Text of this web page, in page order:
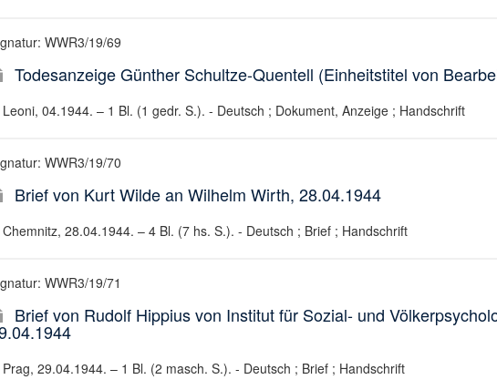
WWR3/19/69
Todesanzeige Günther Schultze-Quentell (Einheitstitel von
Leoni, 04.1944. – 1 Bl. (1 gedr. S.). - Deutsch ; Dokument, Anzeige ; Handschrift
WWR3/19/70
Brief von Kurt Wilde an Wilhelm Wirth, 28.04.1944
Chemnitz, 28.04.1944. – 4 Bl. (7 hs. S.). - Deutsch ; Brief ; Handschrift
WWR3/19/71
Brief von Rudolf Hippius von Institut für Sozial- und
Prag, 29.04.1944. – 1 Bl. (2 masch. S.). - Deutsch ; Brief ; Handschrift